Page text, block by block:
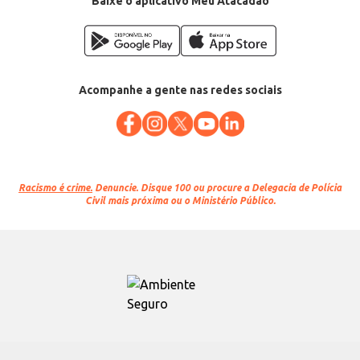
Acompanhe a gente nas redes sociais
Racismo é crime. Denuncie. Disque 100 ou procure a Delegacia de Polícia
Civil mais próxima ou o Ministério Público.